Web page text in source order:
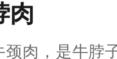
肉
颈肉，是牛脖